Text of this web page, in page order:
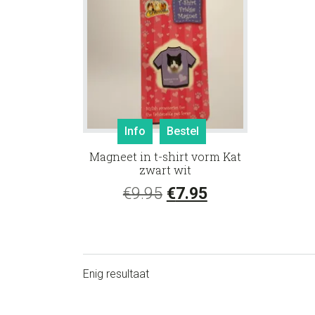
Info Bestel
Magneet in t-shirt vorm Kat
zwart wit
€9.95 Oorspronkelijke
€7.95Huidige
Enig resultaat